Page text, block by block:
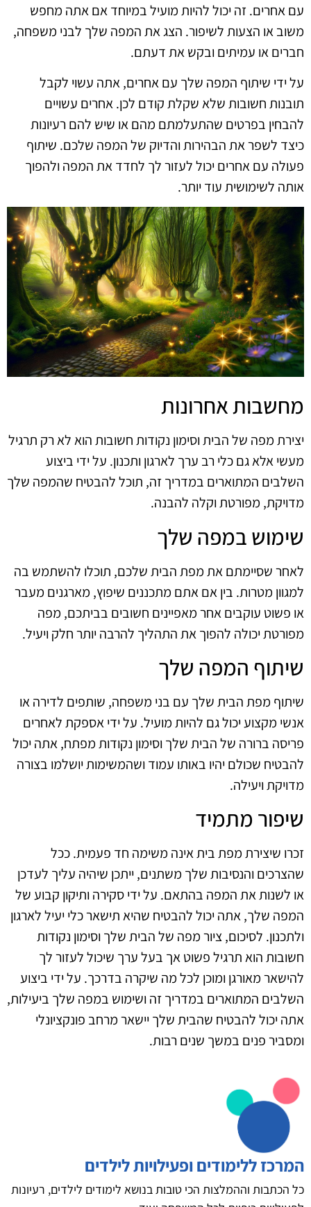
עם אחרים. זה יכול להיות מועיל במיוחד אם אתה מחפש
משוב או הצעות לשיפור. הצג את המפה שלך לבני משפחה,
חברים או עמיתים ובקש את דעתם.
על ידי שיתוף המפה שלך עם אחרים, אתה עשוי לקבל
תובנות חשובות שלא שקלת קודם לכן. אחרים עשויים
להבחין בפרטים שהתעלמתם מהם או שיש להם רעיונות
כיצד לשפר את הבהירות והדיוק של המפה שלכם. שיתוף
פעולה עם אחרים יכול לעזור לך לחדד את המפה ולהפוך
אותה לשימושית עוד יותר.
מחשבות אחרונות
יצירת מפה של הבית וסימון נקודות חשובות הוא לא רק תרגיל
מעשי אלא גם כלי רב ערך לארגון ותכנון. על ידי ביצוע
השלבים המתוארים במדריך זה, תוכל להבטיח שהמפה שלך
מדויקת, מפורטת וקלה להבנה.
שימוש במפה שלך
לאחר שסיימתם את מפת הבית שלכם, תוכלו להשתמש בה
למגוון מטרות. בין אם אתם מתכננים שיפוץ, מארגנים מעבר
או פשוט עוקבים אחר מאפיינים חשובים בביתכם, מפה
מפורטת יכולה להפוך את התהליך להרבה יותר חלק ויעיל.
שיתוף המפה שלך
שיתוף מפת הבית שלך עם בני משפחה, שותפים לדירה או
אנשי מקצוע יכול גם להיות מועיל. על ידי אספקת לאחרים
פריסה ברורה של הבית שלך וסימון נקודות מפתח, אתה יכול
להבטיח שכולם יהיו באותו עמוד ושהמשימות יושלמו בצורה
מדויקת ויעילה.
שיפור מתמיד
זכרו שיצירת מפת בית אינה משימה חד פעמית. ככל
שהצרכים והנסיבות שלך משתנים, ייתכן שיהיה עליך לעדכן
או לשנות את המפה בהתאם. על ידי סקירה ותיקון קבוע של
המפה שלך, אתה יכול להבטיח שהיא תישאר כלי יעיל לארגון
ולתכנון. לסיכום, ציור מפה של הבית שלך וסימון נקודות
חשובות הוא תרגיל פשוט אך בעל ערך שיכול לעזור לך
להישאר מאורגן ומוכן לכל מה שיקרה בדרכך. על ידי ביצוע
השלבים המתוארים במדריך זה ושימוש במפה שלך ביעילות,
אתה יכול להבטיח שהבית שלך יישאר מרחב פונקציונלי
ומסביר פנים במשך שנים רבות.
המרכז ללימודים ופעילויות לילדים
כל הכתבות וההמלצות הכי טובות בנושא לימודים לילדים, רעיונות